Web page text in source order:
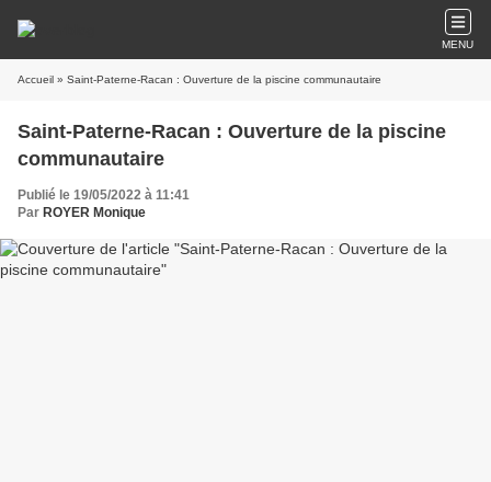
MENU
Accueil » Saint-Paterne-Racan : Ouverture de la piscine communautaire
Saint-Paterne-Racan : Ouverture de la piscine
communautaire
Publié le 19/05/2022 à 11:41
Par ROYER Monique